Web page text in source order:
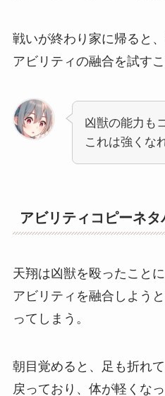
戦いが終わり家に帰ると
アビリティの融合を試すこ
凶獣の能力も
これは強くな
アビリティコピーネタ
天翔は凶獣を殴ったこと
アビリティを融合しよう
ってしまう。
朝目覚めると、足も折れ
戻っており、体が軽くなっ